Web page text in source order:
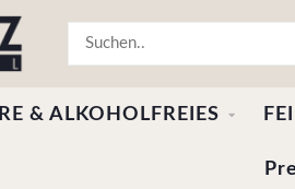
& ALKOHOLFREIES